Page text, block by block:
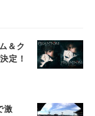
＆ク
定！
激